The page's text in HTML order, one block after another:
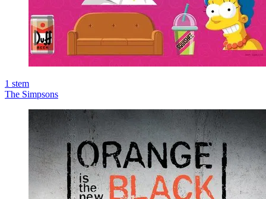
1 stem
The Simpsons